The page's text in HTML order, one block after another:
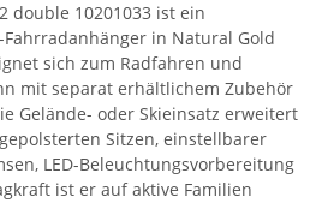
double 10201033 ist ein
in Natural Gold
sich zum Radfahren und
mit separat erhältlichem Zubehör
Gelände- oder Skieinsatz erweitert
Sitzen, einstellbarer
LED-Beleuchtungsvorbereitung
ist er auf aktive Familien